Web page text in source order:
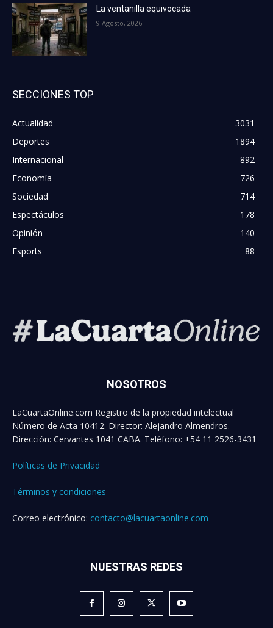
La ventanilla equivocada
9 Agosto, 2026
SECCIONES TOP
Actualidad
3031
Deportes
1894
Internacional
892
Economía
726
Sociedad
714
Espectáculos
178
Opinión
140
Esports
88
NOSOTROS
LaCuartaOnline.com Registro de la propiedad intelectual
Número de Acta 10412. Director: Alejandro Almendros.
Dirección: Cervantes 1041 CABA. Teléfono: +54 11 2526-3431
Políticas de Privacidad
Términos y condiciones
Correo electrónico: contacto@lacuartaonline.com
NUESTRAS REDES